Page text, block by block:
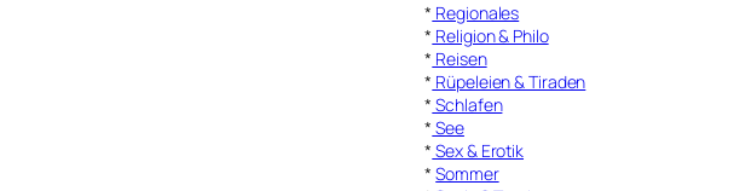
* Regionales
* Religion & Philo
* Reisen
* Rüpeleien & Tiraden
* Schlafen
* See
* Sex & Erotik
*Sommer